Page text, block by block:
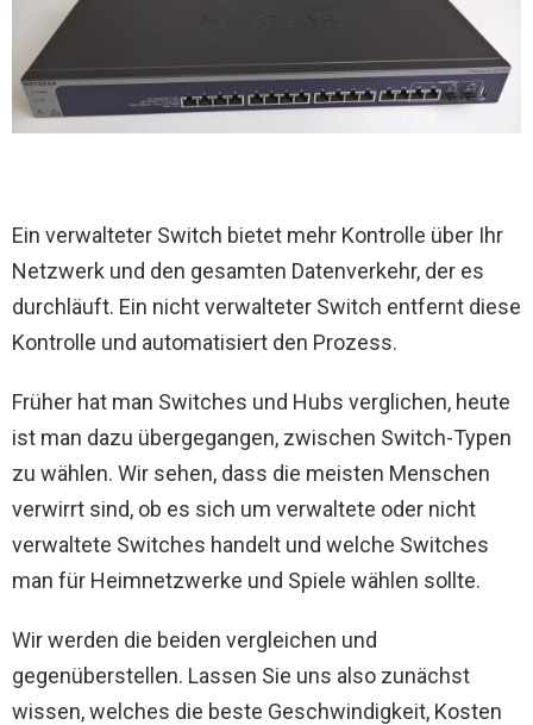
Ein verwalteter Switch bietet mehr Kontrolle über Ihr
Netzwerk und den gesamten Datenverkehr, der es
durchläuft. Ein nicht verwalteter Switch entfernt diese
Kontrolle und automatisiert den Prozess.
Früher hat man Switches und Hubs verglichen, heute
ist man dazu übergegangen, zwischen Switch-Typen
zu wählen. Wir sehen, dass die meisten Menschen
verwirrt sind, ob es sich um verwaltete oder nicht
verwaltete Switches handelt und welche Switches
man für Heimnetzwerke und Spiele wählen sollte.
Wir werden die beiden vergleichen und
gegenüberstellen. Lassen Sie uns also zunächst
wissen, welches die beste Geschwindigkeit, Kosten